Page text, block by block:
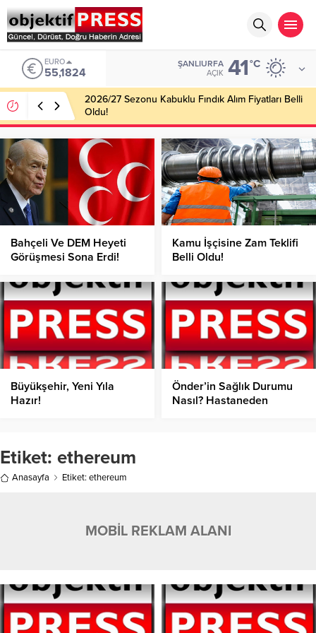
EURO
55,1824
ŞANLIURFA
AÇIK 41°C
2026/27 Sezonu Kabuklu Fındık Alım Fiyatları Belli
Oldu!
Bahçeli Ve DEM Heyeti
Görüşmesi Sona Erdi!
Kamu İşçisine Zam Teklifi
Belli Oldu!
Büyükşehir, Yeni Yıla
Hazır!
Önder’in Sağlık Durumu
Nasıl? Hastaneden
Etiket: ethereum
Anasayfa Etiket: ethereum
MOBİL REKLAM ALANI